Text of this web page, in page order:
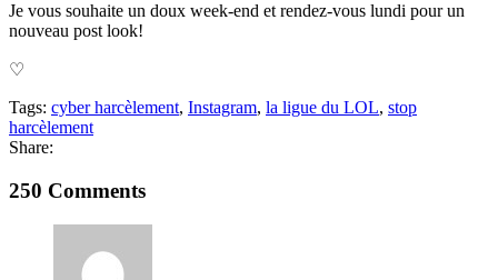
Je vous souhaite un doux week-end et rendez-vous lundi pour un
nouveau post look!
♡
Tags: cyber harcèlement, Instagram, la ligue du LOL, stop
harcèlement
Share:
250 Comments